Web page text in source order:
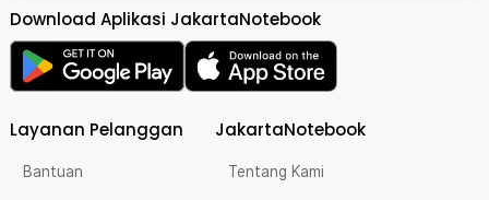
Download Aplikasi JakartaNotebook
Layanan Pelanggan
Bantuan
JakartaNotebook
Tentang Kami